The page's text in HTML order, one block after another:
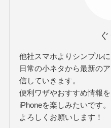
他社スマホよりシンプルに
日常の小ネタから最新の
信していきます。
便利ワザやおすすめ情報
iPhoneを楽しみたいです。
よろしくお願いします！